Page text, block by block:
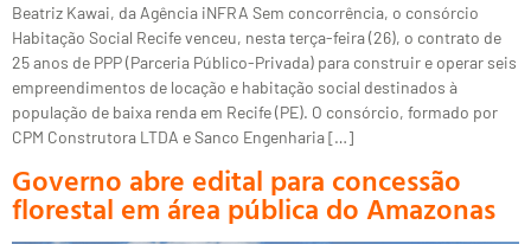
Beatriz Kawai, da Agência iNFRA Sem concorrência, o consórcio
Habitação Social Recife venceu, nesta terça-feira (26), o contrato de
25 anos de PPP (Parceria Público-Privada) para construir e operar seis
empreendimentos de locação e habitação social destinados à
população de baixa renda em Recife (PE). O consórcio, formado por
CPM Construtora LTDA e Sanco Engenharia […]
Governo abre edital para concessão
florestal em área pública do Amazonas